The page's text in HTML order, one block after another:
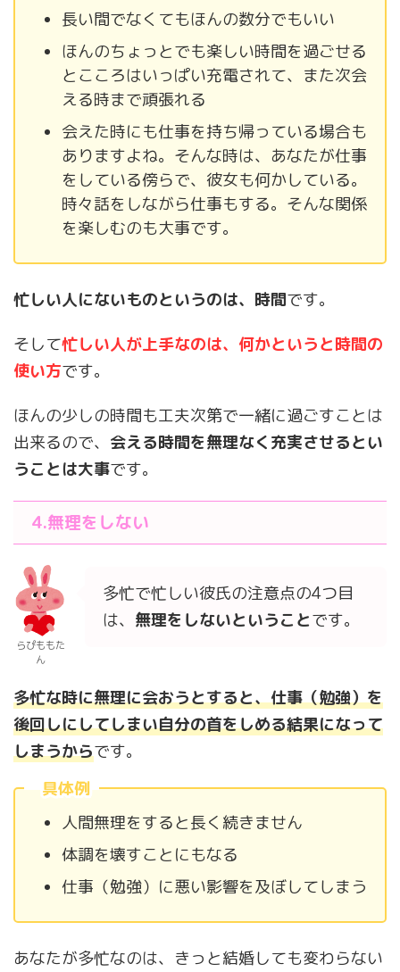
長い間でなくてもほんの数分でもいい
ほんのちょっとでも楽しい時間を過ごせる
とこころはいっぱい充電されて、また次会
える時まで頑張れる
会えた時にも仕事を持ち帰っている場合も
ありますよね。そんな時は、あなたが仕事
をしている傍らで、彼女も何かしている。
時々話をしながら仕事もする。そんな関係
を楽しむのも大事です。
忙しい人にないものというのは、時間です。
そして忙しい人が上手なのは、何かというと時間の
使い方です。
ほんの少しの時間も工夫次第で一緒に過ごすことは
出来るので、 会える時間を無理なく充実させるとい
うことは大事です。
4.無理をしない
らぴももた
ん
多忙で忙しい彼氏の注意点の4つ目
は、 無理をしないということです。
多忙な時に無理に会おうとすると、仕事（勉強）を
後回しにしてしまい自分の首をしめる結果になって
しまうからです。
具体例
人間無理をすると長く続きません
体調を壊すことにもなる
仕事（勉強）に悪い影響を及ぼしてしまう
あなたが多忙なのは、きっと結婚しても変わらない